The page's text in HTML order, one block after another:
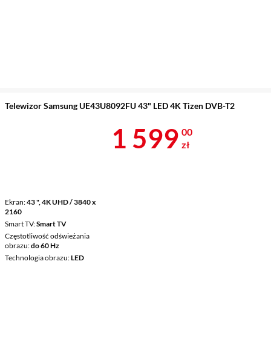
Telewizor Samsung UE43U8092FU 43" LED 4K Tizen DVB-T2
Ekran 43 ", 4K UHD / 3840 x
2160
Smart TV Smart TV
Częstotliwość odświeżania
obrazu do 60 Hz
Technologia obrazu LED
Cena 1 599 zł
1 599 00
zł